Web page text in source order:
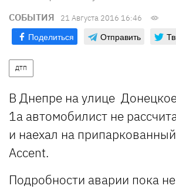
СОБЫТИЯ 21 Августа 2016 16:46
Поделиться Отправить
ДТП
В Днепре на улице
1а автомобилист не
и наехал на
Accent.
Подробности аварии пока